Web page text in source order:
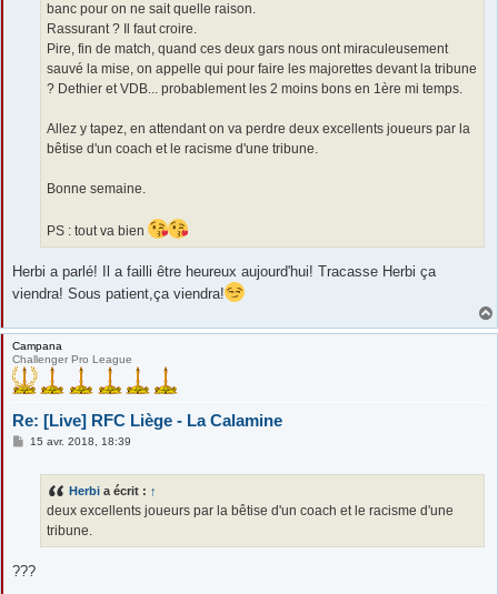
banc pour on ne sait quelle raison.
Rassurant ? Il faut croire.
Pire, fin de match, quand ces deux gars nous ont miraculeusement
sauvé la mise, on appelle qui pour faire les majorettes devant la tribune
? Dethier et VDB... probablement les 2 moins bons en 1ère mi temps.
Allez y tapez, en attendant on va perdre deux excellents joueurs par la
bêtise d'un coach et le racisme d'une tribune.
Bonne semaine.
PS : tout va bien
Herbi a parlé! Il a failli être heureux aujourd'hui! Tracasse Herbi ça
viendra! Sous patient,ça viendra!
Campana
Challenger Pro League
Re: [Live] RFC Liège - La Calamine
M15 avr. 2018, 18:39
Herbi a écrit : ↑
deux excellents joueurs par la bêtise d'un coach et le racisme d'une
tribune.
???